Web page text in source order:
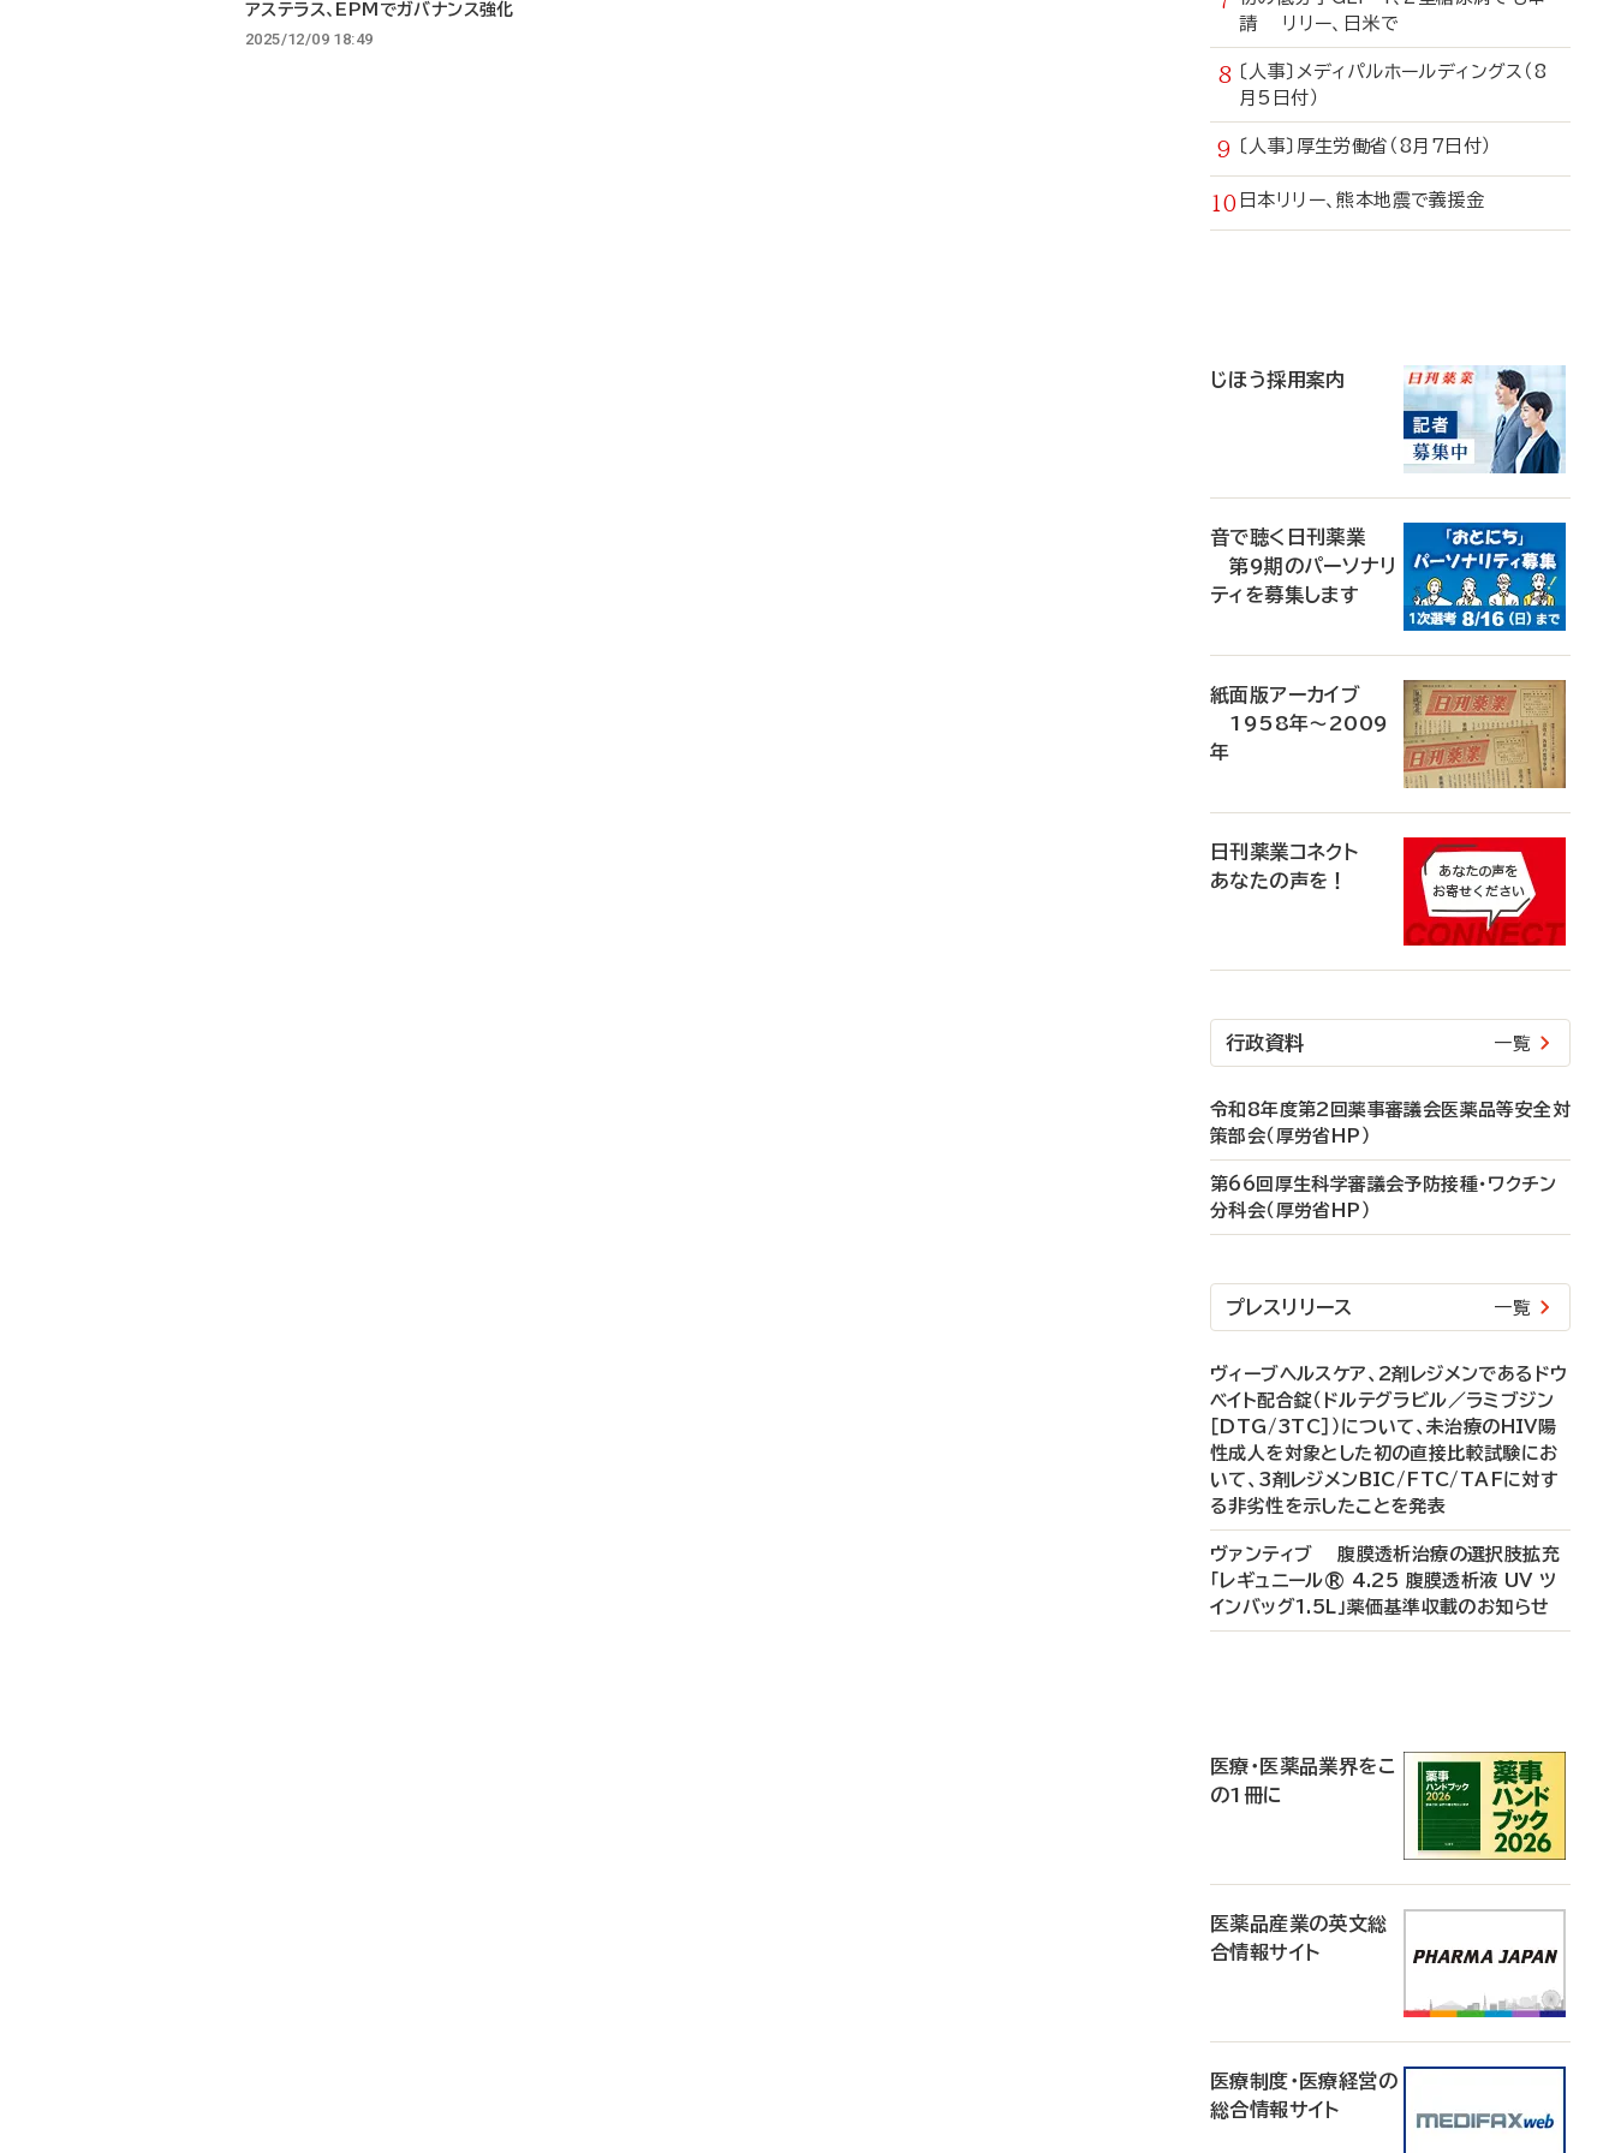
アステラス、EPMでガバナンス強化
2025/12/09 18:49
請 リリー、日米で
〔人事〕メディパルホールディングス（8
月5日付）
〔人事〕厚生労働省（8月7日付）
日本リリー、熊本地震で義援金
じほう採用案内
音で聴く日刊薬業
第9期のパーソナリ
ティを募集します
紙面版アーカイブ
1958年～2009
年
日刊薬業コネクト
あなたの声を！
行政資料 一覧
令和8年度第2回薬事審議会医薬品等安全対
策部会（厚労省HP）
第66回厚生科学審議会予防接種・ワクチン
分科会（厚労省HP）
プレスリリース 一覧
ヴィーブヘルスケア、2剤レジメンであるドウ
ベイト配合錠（ドルテグラビル／ラミブジン
［DTG/3TC］）について、未治療のHIV陽
性成人を対象とした初の直接比較試験にお
いて、3剤レジメンBIC/FTC/TAFに対す
る非劣性を示したことを発表
ヴァンティブ 腹膜透析治療の選択肢拡充
「レギュニール® 4.25 腹膜透析液 UV ツ
インバッグ1.5L」薬価基準収載のお知らせ
医療・医薬品業界をこ
の1冊に
医薬品産業の英文総
合情報サイト
医療制度・医療経営の
総合情報サイト